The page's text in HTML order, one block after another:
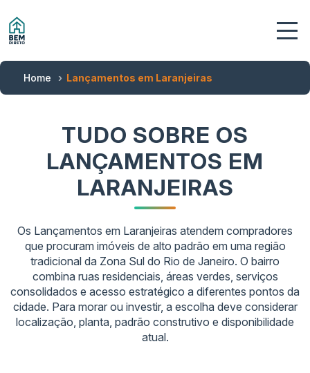
Home Lançamentos em Laranjeiras
TUDO SOBRE OS
LANÇAMENTOS EM
LARANJEIRAS
Os Lançamentos em Laranjeiras atendem compradores
que procuram imóveis de alto padrão em uma região
tradicional da Zona Sul do Rio de Janeiro. O bairro
combina ruas residenciais, áreas verdes, serviços
consolidados e acesso estratégico a diferentes pontos da
cidade. Para morar ou investir, a escolha deve considerar
localização, planta, padrão construtivo e disponibilidade
atual.